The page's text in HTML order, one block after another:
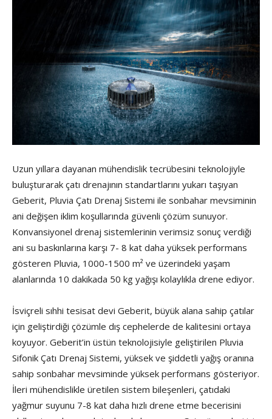
Uzun yıllara dayanan mühendislik tecrübesini teknolojiyle
buluşturarak çatı drenajının standartlarını yukarı taşıyan
Geberit, Pluvia Çatı Drenaj Sistemi ile sonbahar mevsiminin
ani değişen iklim koşullarında güvenli çözüm sunuyor.
Konvansiyonel drenaj sistemlerinin verimsiz sonuç verdiği
ani su baskınlarına karşı 7- 8 kat daha yüksek performans
gösteren Pluvia, 1000-1500 m² ve üzerindeki yaşam
alanlarında 10 dakikada 50 kg yağışı kolaylıkla drene ediyor.
İsviçreli sıhhi tesisat devi Geberit, büyük alana sahip çatılar
için geliştirdiği çözümle dış cephelerde de kalitesini ortaya
koyuyor. Geberit’in üstün teknolojisiyle geliştirilen Pluvia
Sifonik Çatı Drenaj Sistemi, yüksek ve şiddetli yağış oranına
sahip sonbahar mevsiminde yüksek performans gösteriyor.
İleri mühendislikle üretilen sistem bileşenleri, çatıdaki
yağmur suyunu 7-8 kat daha hızlı drene etme becerisini